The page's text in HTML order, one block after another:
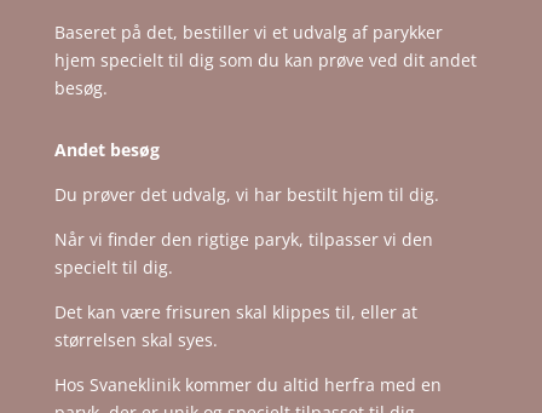
Baseret på det, bestiller vi et udvalg af parykker
hjem specielt til dig som du kan prøve ved dit andet
besøg.
Andet besøg
Du prøver det udvalg, vi har bestilt hjem til dig.
Når vi finder den rigtige paryk, tilpasser vi den
specielt til dig.
Det kan være frisuren skal klippes til, eller at
størrelsen skal syes.
Hos Svaneklinik kommer du altid herfra med en